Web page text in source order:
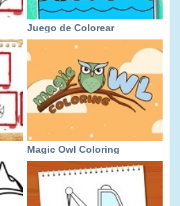
Juego de Colorear
Magic Owl Coloring